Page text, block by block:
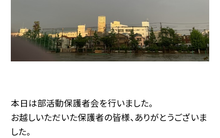
本日は部活動保護者会を行いました。
お越しいただいた保護者の皆様、ありがとうございま
した。